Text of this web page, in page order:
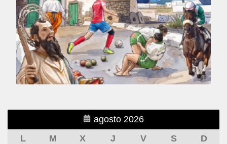
agosto 2026
L
M X J V S
D